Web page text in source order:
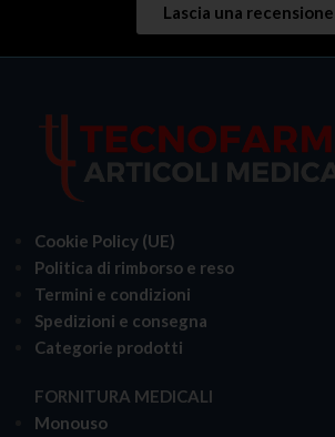
Lascia una recensione
Cookie Policy (UE)
Politica di rimborso e reso
Termini e condizioni
Spedizioni e consegna
Categorie prodotti
FORNITURA MEDICALI
Monouso